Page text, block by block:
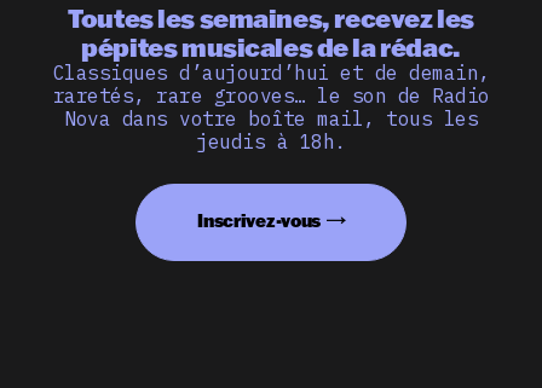
Toutes les semaines, recevez les
pépites musicales de la rédac.
Classiques d’aujourd’hui et de demain,
raretés, rare grooves… le son de Radio
Nova dans votre boîte mail, tous les
jeudis à 18h.
Inscrivez-vous